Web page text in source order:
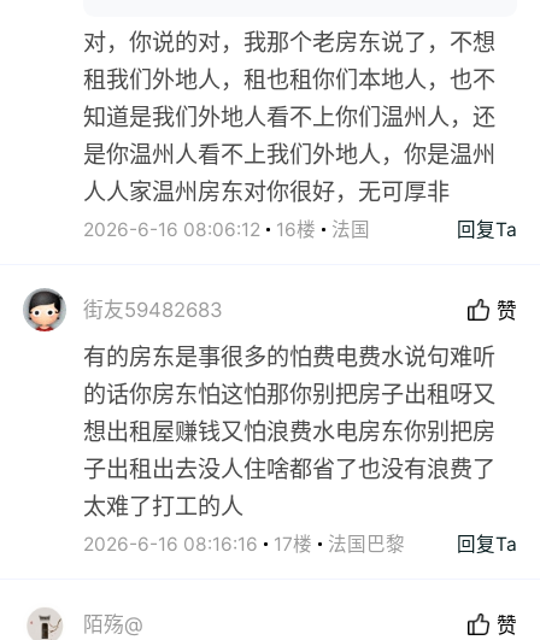
对，你说的对，我那个老房东说了，不想
租我们外地人，租也租你们本地人，也不
知道是我们外地人看不上你们温州人，还
是你温州人看不上我们外地人，你是温州
人人家温州房东对你很好，无可厚非
2026-6-16 08:06:12 16楼 法国 回复Ta
街友59482683 赞
有的房东是事很多的怕费电费水说句难听
的话你房东怕这怕那你别把房子出租呀又
想出租屋赚钱又怕浪费水电房东你别把房
子出租出去没人住啥都省了也没有浪费了
太难了打工的人
2026-6-16 08:16:16 17楼 法国巴黎 回复Ta
陌殇@ 赞